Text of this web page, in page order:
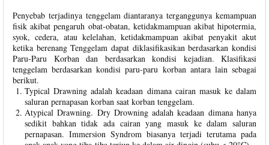
Penyebab terjadinya tenggelam diantaranya terganggunya kemampuan
fisik akibat pengaruh obat-obatan, ketidakmampuan akibat hipotermia,
syok, cedera, atau kelelahan, ketidakmampuan akibat penyakit akut
ketika berenang Tenggelam dapat diklasifikasikan berdasarkan kondisi
Paru-Paru Korban dan berdasarkan kondisi kejadian. Klasifikasi
tenggelam berdasarkan kondisi paru-paru korban antara lain sebagai
berikut.
Typical Drawning adalah keadaan dimana cairan masuk ke dalam
saluran pernapasan korban saat korban tenggelam.
Atypical Drawning. Dry Drowning adalah keadaan dimana hanya
sedikit bahkan tidak ada cairan yang masuk ke dalam saluran
pernapasan. Immersion Syndrom biasanya terjadi terutama pada